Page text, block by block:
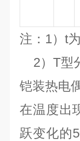
注：1）t
2）T型
铠装热电
在温度出
跃变化的